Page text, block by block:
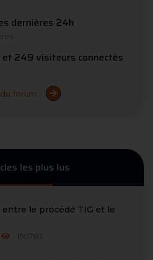
dernières 24h
249 visiteurs connectés
forum
les plus lus
le procédé TIG et le
150783